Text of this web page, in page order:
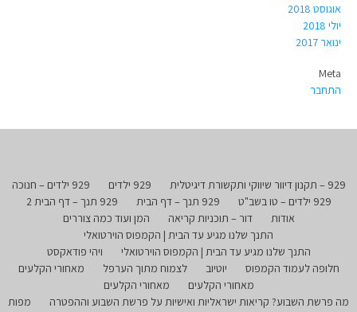
אוגוסט 2018
יולי 2018
ינואר 2017
Meta
התחבר
929 – תקנון דיוור שיווקי ותקשורת דיגיטלית 929 ילדים
929 ילדים – חנוכה
929 ילדים – טו בשב"ט
929 תנך – דף הבית
929 תנך – דף הבית 2
אודות
דור – תוכניות קריאה
המן ועוד כמה צוררים
התנך שלנו מגיע עד הבית | הקמפוס הוירטואלי
התנך שלנו מגיע עד הבית | הקמפוס הוירטואלי
ויהי פודאקסט
חלופה לעמוד הקמפוס
יוטיוב לצמוח מתוך הערפל
מאחורי הקלעים
מאחורי הקלעים
מאחורי הקלעים
מה פרשת השבוע? קריאות ישראליות ואישיות על פרשת השבוע וההפטרה
מפות